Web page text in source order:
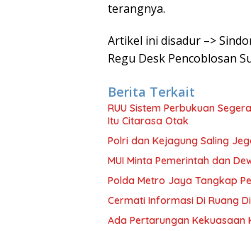
terangnya.
Artikel ini disadur –>
Regu Desk Pencoblosan
Berita Terkait
RUU Sistem Perbukuan
Itu Citarasa Otak
Polri dan Kejagung Saling
MUI Minta Pemerintah dan
Polda Metro Jaya Tangkap
Cermati Informasi Di Ruang
Ada Pertarungan Kekuasaan